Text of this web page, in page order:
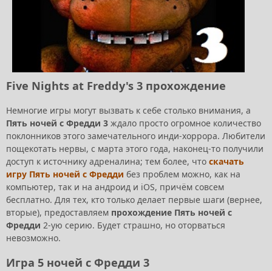
Five Nights at Freddy's 3 прохождение
Немногие игры могут вызвать к себе столько внимания, а
Пять ночей с Фредди 3 ждало просто огромное количество
поклонников этого замечательного инди-хоррора. Любители
пощекотать нервы, с марта этого года, наконец-то получили
доступ к источнику адреналина; тем более, что скачать
игру Пять ночей с Фредди без проблем можно, как на
компьютер, так и на андроид и iOS, причём совсем
бесплатно. Для тех, кто только делает первые шаги (вернее,
вторые), предоставляем прохождение Пять ночей с
Фредди 2-ую серию. Будет страшно, но оторваться
невозможно.
Игра 5 ночей с Фредди 3